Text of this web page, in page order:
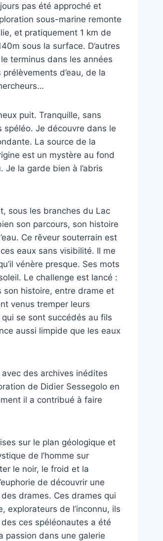
pas été approché et
sous-marine remonte
et pratiquement 1 km de
sous la surface. D’autres
terminus dans les années
d’eau, de la
puit. Tranquille, sans
spéléo. Je découvre dans le
La source de la
est un mystère au fond
Je la garde bien à l’abris
sous les branches du Lac
son parcours, son histoire
Ce rêveur souterrain est
eaux sans visibilité. Il me
vénère presque. Ses mots
Le challenge est lancé :
son histoire, entre drame et
venus tremper leurs
se sont succédés au fils
aussi limpide que les eaux
des archives inédites
de Didier Sessegolo en
il a contribué à faire
sur le plan géologique et
de l’homme sur
le noir, le froid et la
de découvrir une
drames. Ces drames qui
explorateurs de l’inconnu, ils
ces spéléonautes a été
passion dans une galerie